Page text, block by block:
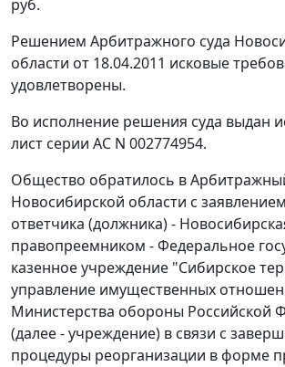
руб.
Решением Арбитражного суда
области от 18.04.2011 исковые
удовлетворены.
Во исполнение решения суда выдан
лист серии АС N 002774954.
Общество обратилось в
Новосибирской области с
ответчика (должника) -
правопреемником - Федеральное
казенное учреждение "Сибирское
управление имущественных
Министерства обороны Российской
(далее - учреждение) в связи с
процедуры реорганизации в форме